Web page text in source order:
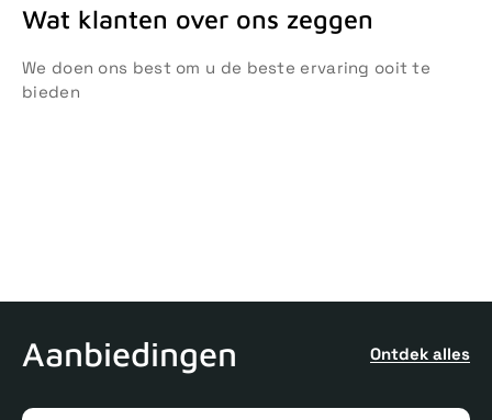
Wat klanten over ons zeggen
We doen ons best om u de beste ervaring ooit te
bieden
Aanbiedingen Ontdek alles